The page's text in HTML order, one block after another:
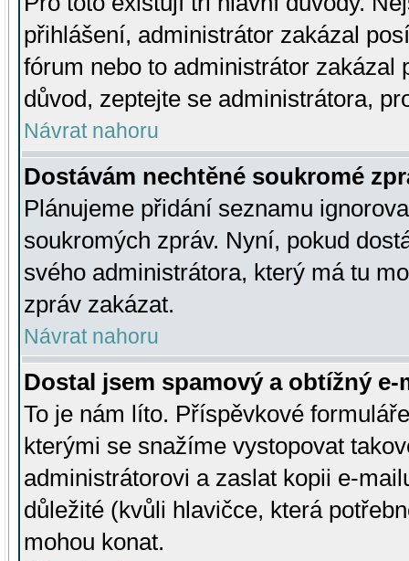
přihlášení, administrátor zakázal
fórum nebo to administrátor zakázal
důvod, zeptejte se administrátora,
Návrat nahoru
Dostávám nechtěné soukromé
Plánujeme přidání seznamu
soukromých zpráv. Nyní, pokud
svého administrátora, který má tu
zpráv zakázat.
Návrat nahoru
Dostal jsem spamový a obtížný
To je nám líto. Příspěvkové
kterými se snažíme vystopovat
administrátorovi a zaslat kopii e-
důležité (kvůli hlavičce, která
mohou konat.